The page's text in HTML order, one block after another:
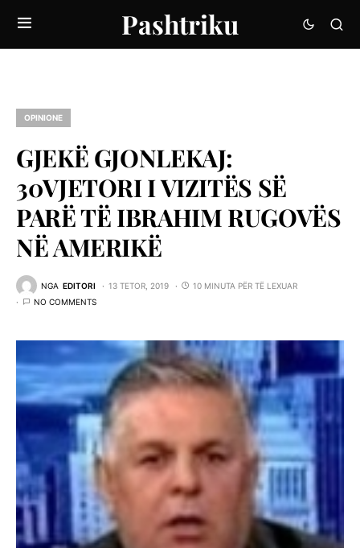
Pashtriku
OPINIONE
GJEKË GJONLEKAJ:
30VJETORI I VIZITËS SË
PARË TË IBRAHIM RUGOVËS
NË AMERIKË
NGA EDITORI 13 TETOR, 2019
10 MINUTA PËR TË LEXUAR
NO COMMENTS